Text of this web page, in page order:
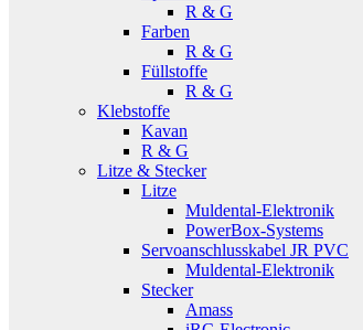
R & G
Farben
R & G
Füllstoffe
R & G
Klebstoffe
Kavan
R & G
Litze & Stecker
Litze
Muldental-Elektronik
PowerBox-Systems
Servoanschlusskabel JR PVC
Muldental-Elektronik
Stecker
Amass